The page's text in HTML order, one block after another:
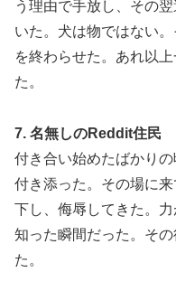
う理由で手放し、その
いた。犬は物ではない
を終わらせた。あれ以
た。
7. 名無しのReddit住民
付き合い始めたばかり
付き添った。その場に
下し、侮辱してきた。
知った瞬間だった。そ
た。